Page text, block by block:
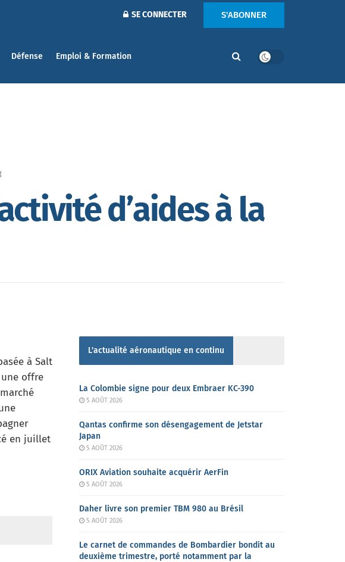
SE CONNECTER S'ABONNER
Défense Emploi & Formation
d’aides à la
à Salt
offre
en juillet
L'actualité aéronautique en continu
La Colombie signe pour deux Embraer KC-390
5 AOÛT 2026
Qantas confirme son désengagement de Jetstar
Japan
5 AOÛT 2026
ORIX Aviation souhaite acquérir AerFin
5 AOÛT 2026
Daher livre son premier TBM 980 au Brésil
5 AOÛT 2026
Le carnet de commandes de Bombardier bondit au
deuxième trimestre, porté notamment par la